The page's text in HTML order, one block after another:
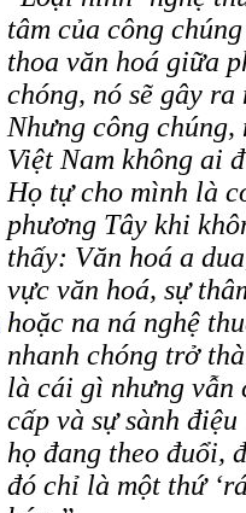
tâm của công
thoa văn hoá giữa
chóng, nó sẽ gây
Nhưng công
Việt Nam không ai
Họ tự cho mình là
phương Tây khi
thấy: Văn hoá a
vực văn hoá, sự
hoặc na ná nghệ
nhanh chóng trở
là cái gì nhưng vẫn
cấp và sự sành
họ đang theo đuổi,
đó chỉ là một thứ